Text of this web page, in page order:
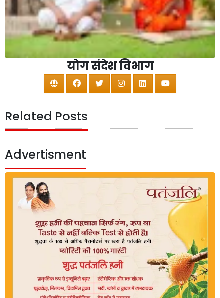
योग संदेश विभाग
Related Posts
Advertisment